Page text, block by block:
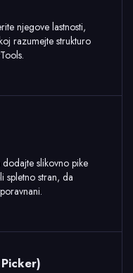
njegove lastnosti,
razumejte strukturo
slikovno pike
spletno stran, da